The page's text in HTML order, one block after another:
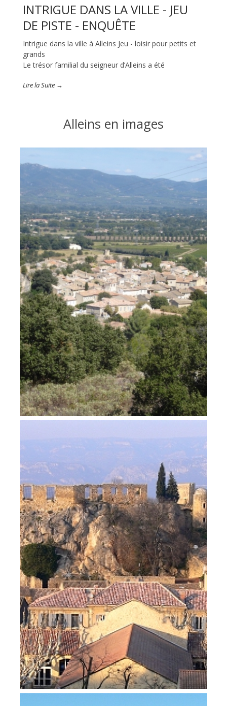
INTRIGUE DANS LA VILLE - JEU
DE PISTE - ENQUÊTE
Intrigue dans la ville à Alleins Jeu - loisir pour petits et
grands
Le trésor familial du seigneur d’Alleins a été
Lire la Suite →
Alleins en images